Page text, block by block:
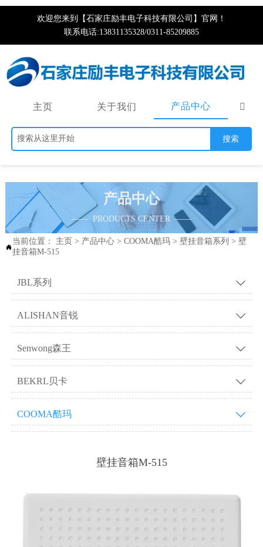
欢迎您来到【石家庄励丰电子科技有限公司】官网！
联系电话:13831135328/0311-85209885
主页 关于我们 产品中心
搜索
产品中心
—— PRODUCTS CENTER ——

当前位置： 主页 > 产品中心> COOMA酷玛> 壁挂音箱系列 > 壁
挂音箱M-515
JBL系列 
ALISHAN音锐 
Senwong森王 
BEKRL贝卡 
COOMA酷玛 
壁挂音箱M-515